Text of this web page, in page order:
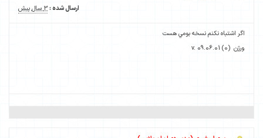
ارسال شده :3 سال پیش
اگر اشتباه نکنم نسخه بومي هست
ورژن v. 09.06.01 (0)